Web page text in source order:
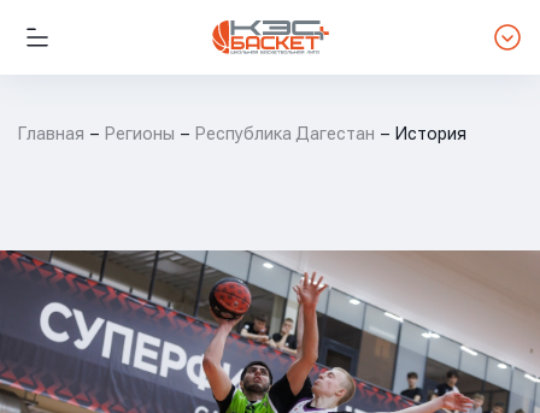
Главная Регионы Республика Дагестан История